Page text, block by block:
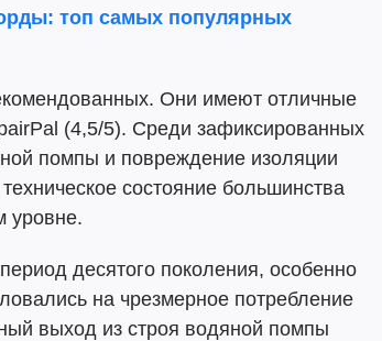
топ самых популярных
Они имеют отличные
(4,5/5). Среди зафиксированных
помпы и повреждение изоляции
состояние большинства
уровне.
десятого поколения, особенно
на чрезмерное потребление
выход из строя водяной помпы